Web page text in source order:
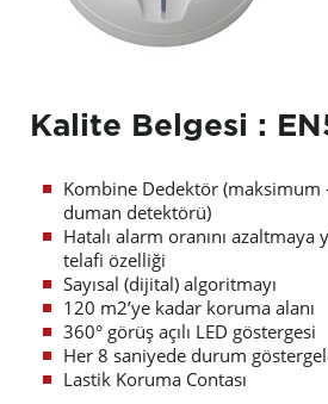
Kalite Belgesi :
Kombine Dedektör
duman detektörü)
Hatalı alarm oranını azaltmaya
telafi özelliği
Sayısal (dijital) algoritmayı
120 m2’ye kadar koruma alanı
360° görüş açılı LED göstergesi
Her 8 saniyede durum
Lastik Koruma Contası